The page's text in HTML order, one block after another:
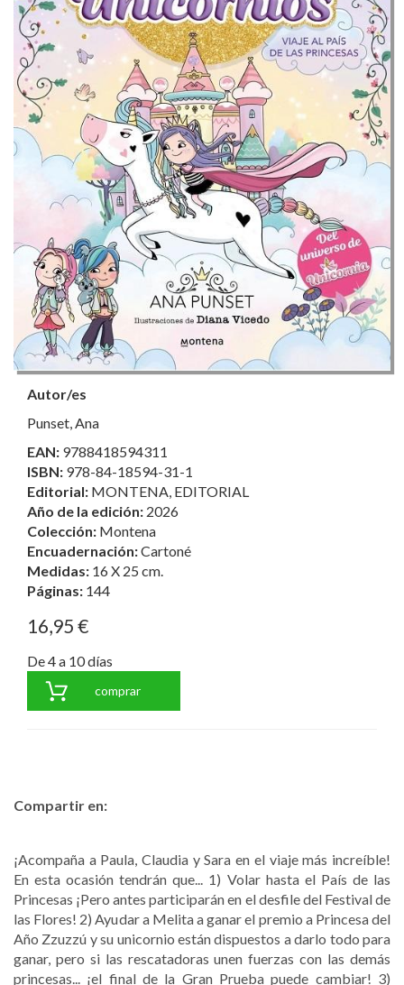
Autor/es
Punset, Ana
EAN: 9788418594311
ISBN: 978-84-18594-31-1
Editorial: MONTENA, EDITORIAL
Año de la edición: 2026
Colección: Montena
Encuadernación:Cartoné
Medidas: 16 X 25 cm.
Páginas: 144
16,95 €
De 4 a 10 días
comprar
Compartir en:
¡Acompaña a Paula, Claudia y Sara en el viaje más increíble!
En esta ocasión tendrán que... 1) Volar hasta el País de las
Princesas ¡Pero antes participarán en el desfile del Festival de
las Flores! 2) Ayudar a Melita a ganar el premio a Princesa del
Año Zzuzzú y su unicornio están dispuestos a darlo todo para
ganar, pero si las rescatadoras unen fuerzas con las demás
princesas... ¡el final de la Gran Prueba puede cambiar! 3)